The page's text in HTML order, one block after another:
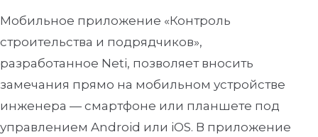
Мобильное приложение «Контроль
строительства и подрядчиков»,
разработанное Neti, позволяет вносить
замечания прямо на мобильном устройстве
инженера — смартфоне или планшете под
управлением Android или iOS. В приложение